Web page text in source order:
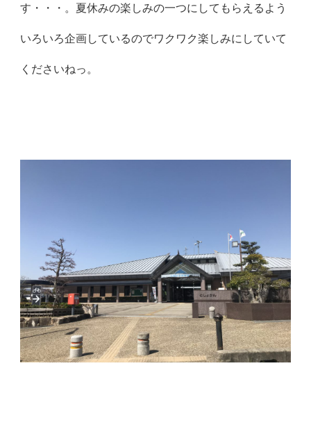
す・・・。夏休みの楽しみの一つにしてもらえるよう
いろいろ企画しているのでワクワク楽しみにしていて
くださいねっ。